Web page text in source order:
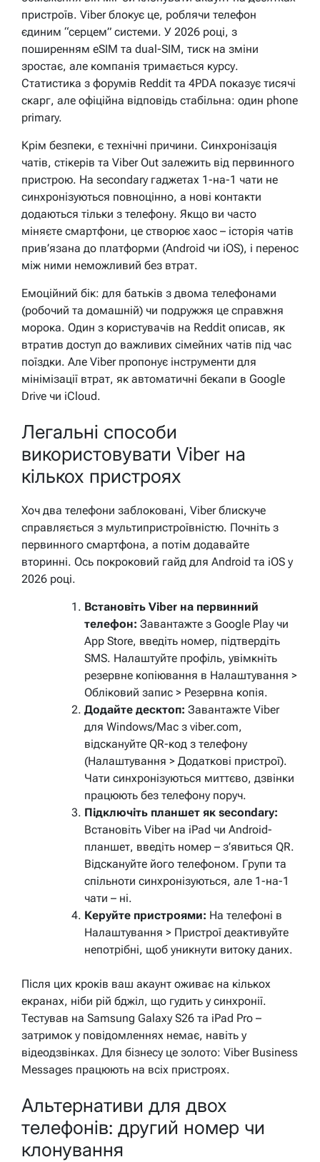
пристроїв. Viber блокує це, роблячи телефон
єдиним “серцем” системи. У 2026 році, з
поширенням eSIM та dual-SIM, тиск на зміни
зростає, але компанія тримається курсу.
Статистика з форумів Reddit та 4PDA показує тисячі
скарг, але офіційна відповідь стабільна: один phone
primary.
Крім безпеки, є технічні причини. Синхронізація
чатів, стікерів та Viber Out залежить від первинного
пристрою. На secondary гаджетах 1-на-1 чати не
синхронізуються повноцінно, а нові контакти
додаються тільки з телефону. Якщо ви часто
міняєте смартфони, це створює хаос – історія чатів
прив’язана до платформи (Android чи iOS), і перенос
між ними неможливий без втрат.
Емоційний бік: для батьків з двома телефонами
(робочий та домашній) чи подружжя це справжня
морока. Один з користувачів на Reddit описав, як
втратив доступ до важливих сімейних чатів під час
поїздки. Але Viber пропонує інструменти для
мінімізації втрат, як автоматичні бекапи в Google
Drive чи iCloud.
Легальні способи
використовувати Viber на
кількох пристроях
Хоч два телефони заблоковані, Viber блискуче
справляється з мультипристроївністю. Почніть з
первинного смартфона, а потім додавайте
вторинні. Ось покроковий гайд для Android та iOS у
2026 році.
Встановіть Viber на первинний
телефон: Завантажте з Google Play чи
App Store, введіть номер, підтвердіть
SMS. Налаштуйте профіль, увімкніть
резервне копіювання в Налаштування >
Обліковий запис > Резервна копія.
Додайте десктоп: Завантажте Viber
для Windows/Mac з viber.com,
відскануйте QR-код з телефону
(Налаштування > Додаткові пристрої).
Чати синхронізуються миттєво, дзвінки
працюють без телефону поруч.
Підключіть планшет як secondary:
Встановіть Viber на iPad чи Android-
планшет, введіть номер – з’явиться QR.
Відскануйте його телефоном. Групи та
спільноти синхронізуються, але 1-на-1
чати – ні.
Керуйте пристроями: На телефоні в
Налаштування > Пристрої деактивуйте
непотрібні, щоб уникнути витоку даних.
Після цих кроків ваш акаунт оживає на кількох
екранах, ніби рій бджіл, що гудить у синхронії.
Тестував на Samsung Galaxy S26 та iPad Pro –
затримок у повідомленнях немає, навіть у
відеодзвінках. Для бізнесу це золото: Viber Business
Messages працюють на всіх пристроях.
Альтернативи для двох
телефонів: другий номер чи
клонування